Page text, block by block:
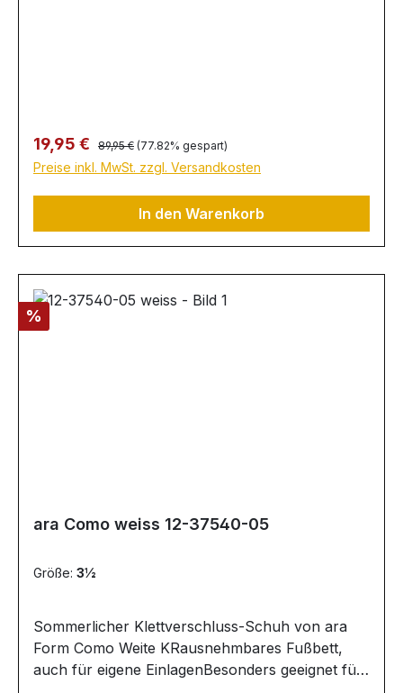
Verkaufspreis:
19,95 € Regulärer Preis:
89,95 € (77.82% gespart)
Preise inkl. MwSt. zzgl. Versandkosten
In den Warenkorb
Rabatt
%
ara Como weiss 12-37540-05
Größe: 3½
Sommerlicher Klettverschluss-Schuh von ara
Form Como Weite KRausnehmbares Fußbett,
auch für eigene EinlagenBesonders geeignet für